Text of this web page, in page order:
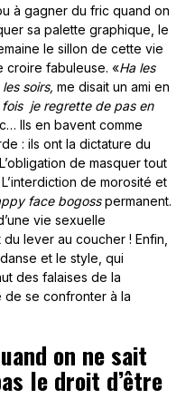
à gagner du fric quand on
sa palette graphique, le
le sillon de cette vie
croire fabuleuse. «Ha les
soirs, me disait un ami en
fois je regrette de pas en
Ils en bavent comme
: ils ont la dictature du
de masquer tout
de morosité et
face bogosspermanent.
vie sexuelle
lever au coucher ! Enfin,
et le style, qui
des falaises de la
se confronter à la
on ne sait
le droit d’être